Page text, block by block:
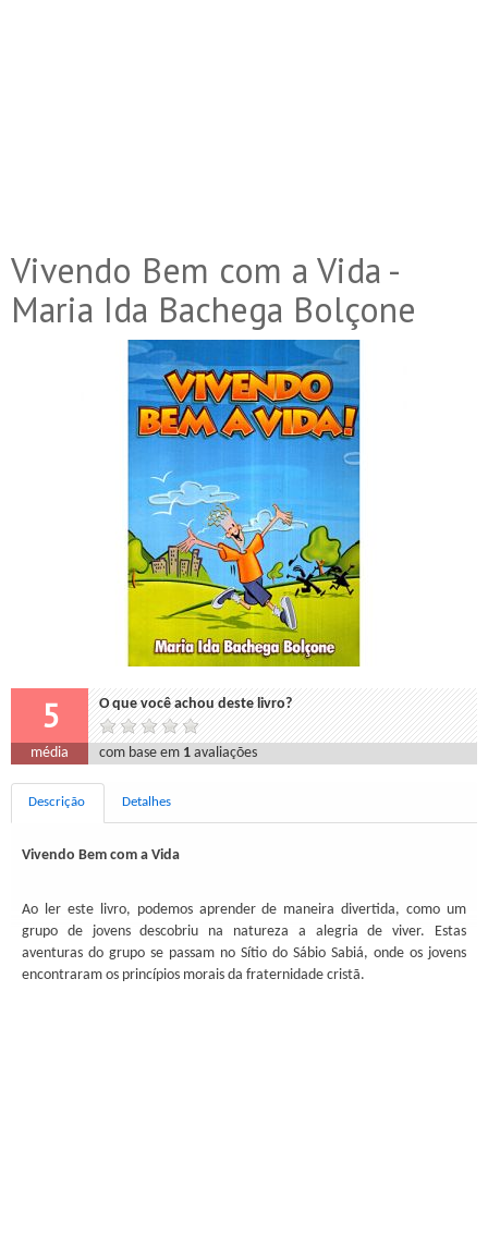
Vivendo Bem com a Vida -
Maria Ida Bachega Bolçone
5 O que você achou deste livro?
média com base em 1 avaliações
Descrição Detalhes
Vivendo Bem com a Vida
Ao ler este livro, podemos aprender de maneira divertida, como um
grupo de jovens descobriu na natureza a alegria de viver. Estas
aventuras do grupo se passam no Sítio do Sábio Sabiá, onde os jovens
encontraram os princípios morais da fraternidade cristã.